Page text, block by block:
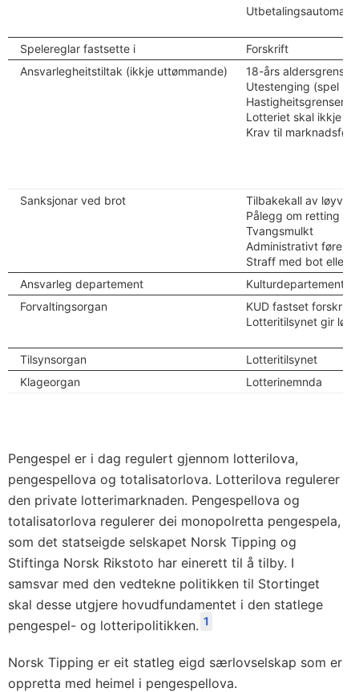
Spelereglar fastsette i
Forskrift
Ansvarlegheitstiltak (ikkje uttømmande)
18-års aldersgrense
Utestenging (spel på
Hastigheitsgrenser
Lotteriet skal ikkje
Krav til
Sanksjonar ved brot
Tilbakekall av løyve
Pålegg om retting og
Tvangsmulkt
Administrativt
Straff med bot eller
Ansvarleg departement
Kulturdepartementet
Forvaltingsorgan
KUD fastset forskrift
Lotteritilsynet gir
Tilsynsorgan
Lotteritilsynet
Klageorgan
Lotterinemnda
Pengespel er i dag regulert gjennom lotterilova,
pengespellova og totalisatorlova. Lotterilova regulerer
den private lotterimarknaden. Pengespellova og
totalisatorlova regulerer dei monopolretta pengespela,
som det statseigde selskapet Norsk Tipping og
Stiftinga Norsk Rikstoto har einerett til å tilby. I
samsvar med den vedtekne politikken til Stortinget
skal desse utgjere hovudfundamentet i den statlege
pengespel- og lotteripolitikken. 1
Norsk Tipping er eit statleg eigd særlovselskap som er
oppretta med heimel i pengespellova.